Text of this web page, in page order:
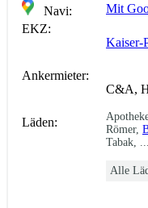
Navi:
Mit
EKZ:
Kaiser-
Ankermieter:
C&A,
Läden:
Römer,
Tabak, ...
Alle